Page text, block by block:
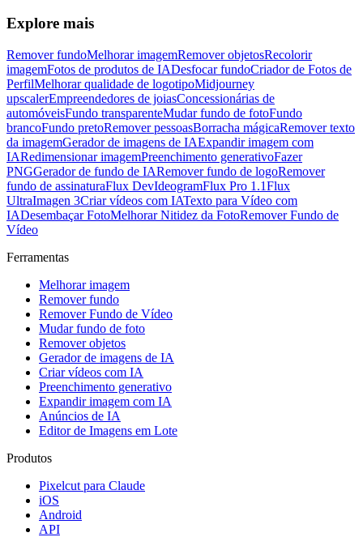
Explore mais
Remover fundoMelhorar imagemRemover objetosRecolorir
imagemFotos de produtos de IADesfocar fundo​Criador de Fotos de
PerfilMelhorar qualidade de logotipo​Midjourney
upscalerEmpreendedores de joiasConcessionárias de
automóveisFundo transparenteMudar fundo de foto​Fundo
brancoFundo pretoRemover pessoasBorracha mágicaRemover texto
da imagemGerador de imagens de IAExpandir imagem com
IARedimensionar imagemPreenchimento generativoFazer
PNGGerador de fundo de IARemover fundo de logoRemover
fundo de assinaturaFlux DevIdeogramFlux Pro 1.1Flux
UltraImagen 3Criar vídeos com IATexto para Vídeo com
IADesembaçar FotoMelhorar Nitidez da FotoRemover Fundo de
Vídeo
Ferramentas
Melhorar imagem
Remover fundo
Remover Fundo de Vídeo
Mudar fundo de foto​
Remover objetos
Gerador de imagens de IA
Criar vídeos com IA
Preenchimento generativo
Expandir imagem com IA
Anúncios de IA
Editor de Imagens em Lote
Produtos
Pixelcut para Claude
iOS
Android
API